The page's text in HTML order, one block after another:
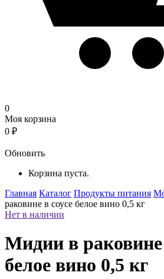
0
Моя корзина
0 ₽
Обновить
Корзина пуста.
Главная Каталог Продукты питания
раковине в соусе белое вино 0,5 кг
Нет в наличии
Мидии в раковине
белое вино 0,5 кг